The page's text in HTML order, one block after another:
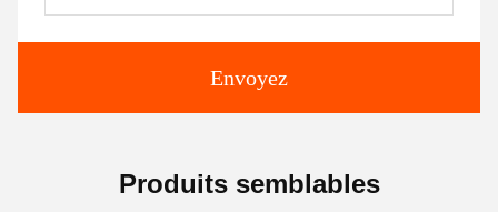
Envoyez
Produits semblables